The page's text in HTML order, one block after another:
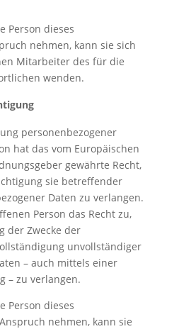
Person dieses
nehmen, kann sie sich
Mitarbeiter des für die
wenden.
personenbezogener
hat das vom Europäischen
gewährte Recht,
sie betreffender
Daten zu verlangen.
Person das Recht zu,
der Zwecke der
unvollständiger
– auch mittels einer
– zu verlangen.
Person dieses
nehmen, kann sie